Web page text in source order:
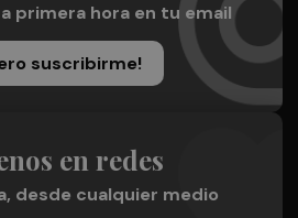
primera hora en tu email
suscribirme!
en redes
desde cualquier medio